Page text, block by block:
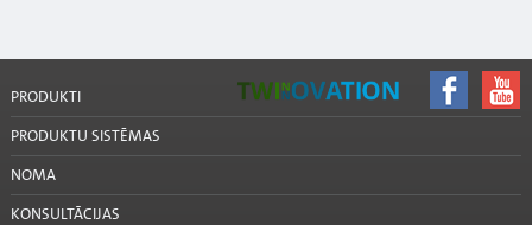
PRODUKTI
PRODUKTU SISTĒMAS
NOMA
KONSULTĀCIJAS